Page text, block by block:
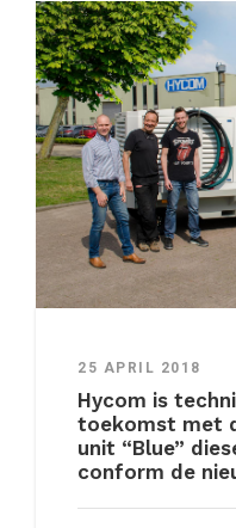
25 APRIL 2018
Hycom is
toekomst met
unit “Blue”
conform de